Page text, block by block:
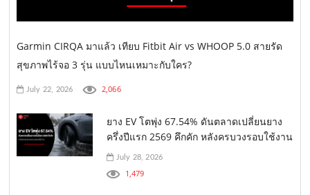
Garmin CIRQA มาแล้ว เทียบ Fitbit Air vs WHOOP 5.0 สายรัด
สุขภาพไร้จอ 3 รุ่น แบบไหนเหมาะกับใคร?
July 22, 2026 2,066
ยาง EV โตพุ่ง 67.54% ดันตลาดเปลี่ยนยาง
ครึ่งปีแรก 2569 คึกคัก หลังครบวงรอบใช้งาน
July 28, 2026
1,479